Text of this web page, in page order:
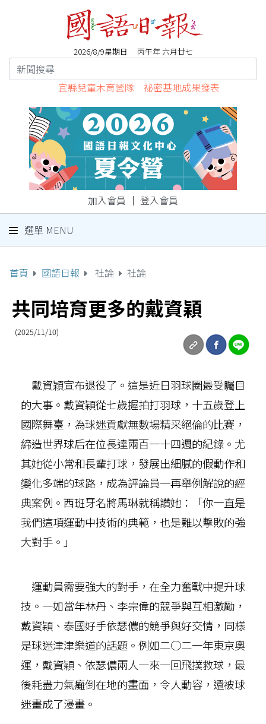
2026/8/9星期日 丙午年 六月廿七
宜縣兒童木育營隊 祕密基地成果發表
加入會員 ｜ 登入會員
選單 MENU
首頁 國語日報 社論 社論
共同培育更多的戴資穎
(2025/11/10)
戴資穎宣布退役了。這是近日羽球圈最受矚目
的大事。戴資穎從七歲握拍打羽球，十五歲登上
國際舞臺，為球迷貢獻無數場精采絕倫的比賽，
締造世界球后在位長達兩百一十四週的紀錄。尤
其她從小常和長輩打球，發展出細膩的假動作和
變化多端的球路，成為評論員一再舉例解說的經
典案例。西班牙名將馬琳就稱讚她：「你一直是
我們這項運動中技術的典範，也是難以擊敗的強
大對手。」
運動員需要強大的對手，在全力奮戰中提升球
技。一如當年林丹、李宗偉的競爭與互相激勵，
戴資穎、泰國好手依瑟儂的競爭與好交情，同樣
是球迷津津樂道的話題。例如二○二一年東京奧
運，戴資穎、依瑟儂兩人一來一回飛撲救球，最
後耗盡力氣癱倒在地的畫面，令人動容，還被球
迷畫成了漫畫。